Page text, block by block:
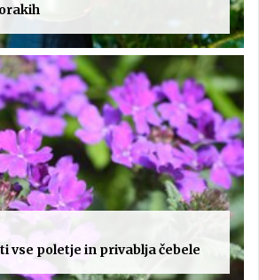
vse poletje in privablja čebele